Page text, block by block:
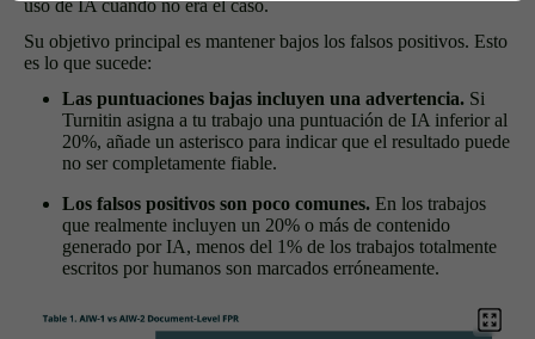
uso de IA cuando no era el caso.
Su objetivo principal es mantener bajos los falsos positivos. Esto
es lo que sucede:
Las puntuaciones bajas incluyen una advertencia. Si
Turnitin asigna a tu trabajo una puntuación de IA inferior al
20%, añade un asterisco para indicar que el resultado puede
no ser completamente fiable.
Los falsos positivos son poco comunes. En los trabajos
que realmente incluyen un 20% o más de contenido
generado por IA, menos del 1% de los trabajos totalmente
escritos por humanos son marcados erróneamente.